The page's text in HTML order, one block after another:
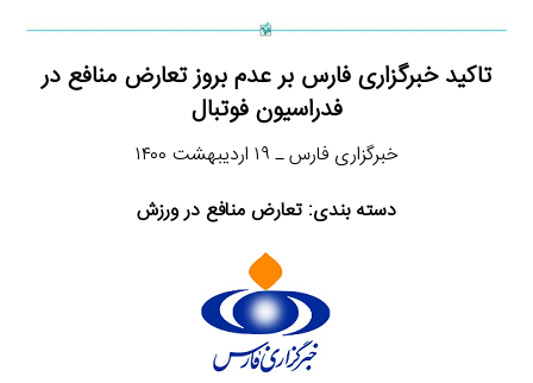
تاکید خبرگزاری فارس بر عدم بروز تعارض منافع در
فدراسیون فوتبال
خبرگزاری فارس ـ ۱۹ اردیبهشت ۱۴۰۰
دسته بندی: تعارض منافع در ورزش